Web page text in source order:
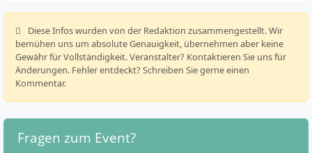
️ Diese Infos wurden von der Redaktion zusammengestellt. Wir
bemühen uns um absolute Genauigkeit, übernehmen aber keine
Gewähr für Vollständigkeit. Veranstalter? Kontaktieren Sie uns für
Änderungen. Fehler entdeckt? Schreiben Sie gerne einen
Kommentar.
Fragen zum Event?